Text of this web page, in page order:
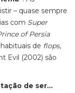
– quase sempre
com Super
of Persia
de flops,
Evil (2002) são
de ser…